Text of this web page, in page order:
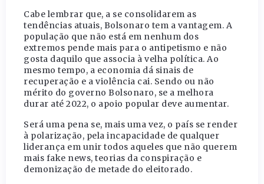
Cabe lembrar que, a se consolidarem as
tendências atuais, Bolsonaro tem a vantagem. A
população que não está em nenhum dos
extremos pende mais para o antipetismo e não
gosta daquilo que associa à velha política. Ao
mesmo tempo, a economia dá sinais de
recuperação e a violência cai. Sendo ou não
mérito do governo Bolsonaro, se a melhora
durar até 2022, o apoio popular deve aumentar.
Será uma pena se, mais uma vez, o país se render
à polarização, pela incapacidade de qualquer
liderança em unir todos aqueles que não querem
mais fake news, teorias da conspiração e
demonização de metade do eleitorado.